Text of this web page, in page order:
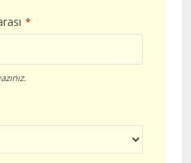
*